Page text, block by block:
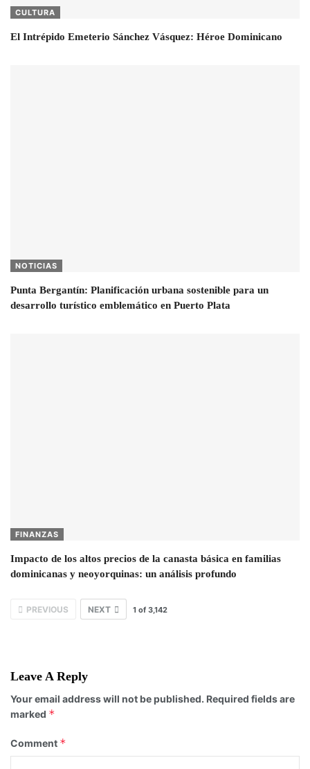
CULTURA
El Intrépido Emeterio Sánchez Vásquez: Héroe Dominicano
NOTICIAS
Punta Bergantín: Planificación urbana sostenible para un
desarrollo turístico emblemático en Puerto Plata
FINANZAS
Impacto de los altos precios de la canasta básica en familias
dominicanas y neoyorquinas: un análisis profundo
PREVIOUS NEXT 1 of 3,142
Leave A Reply
Your email address will not be published. Required fields are
marked *
Comment *